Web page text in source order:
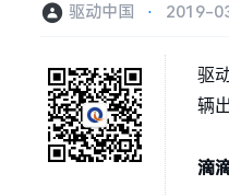
驱动中国 ⋅ 2019-
驱
辆
滴